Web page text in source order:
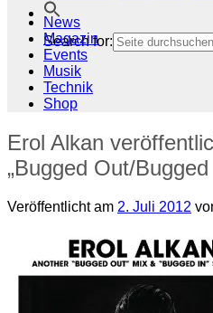
Search for:
News
Magazin
Events
Musik
Technik
Shop
Erol Alkan
„Bugged Out/
Veröffentlicht am 2. Juli 2012